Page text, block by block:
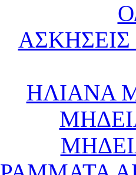
ΑΣΚΗΣΕΙΣ
ΗΛΙΑΝΑ